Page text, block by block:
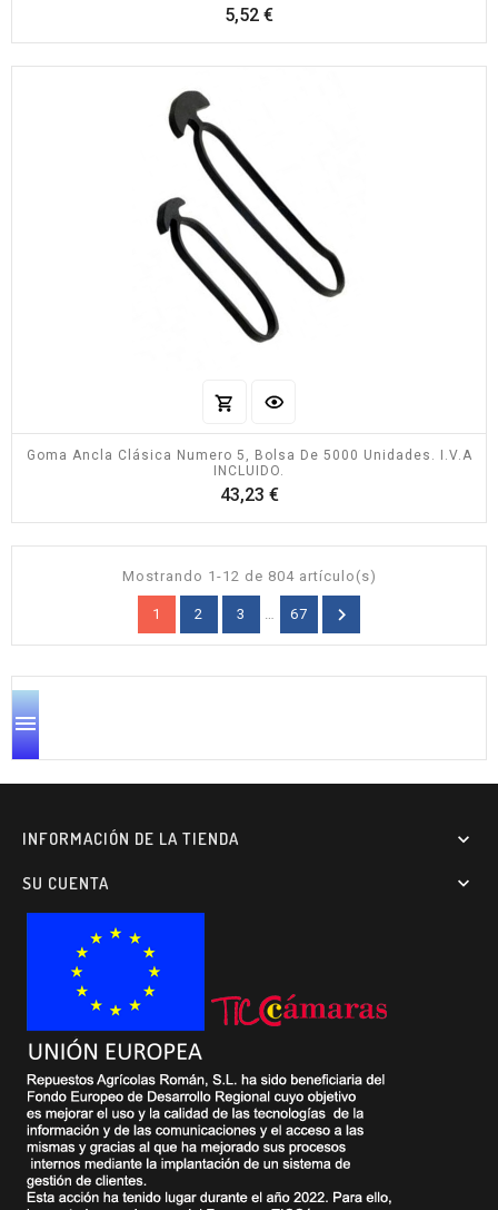
5,52 €Precio
Goma Ancla Clásica Numero 5, Bolsa De 5000 Unidades. I.V.A
INCLUIDO.
43,23 €Precio
Mostrando 1-12 de 804 artículo(s)
1 2 3 … 67 

INFORMACIÓN DE LA TIENDA 
SU CUENTA 